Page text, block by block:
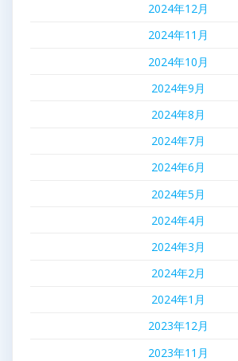
2024年12月
2024年11月
2024年10月
2024年9月
2024年8月
2024年7月
2024年6月
2024年5月
2024年4月
2024年3月
2024年2月
2024年1月
2023年12月
2023年11月